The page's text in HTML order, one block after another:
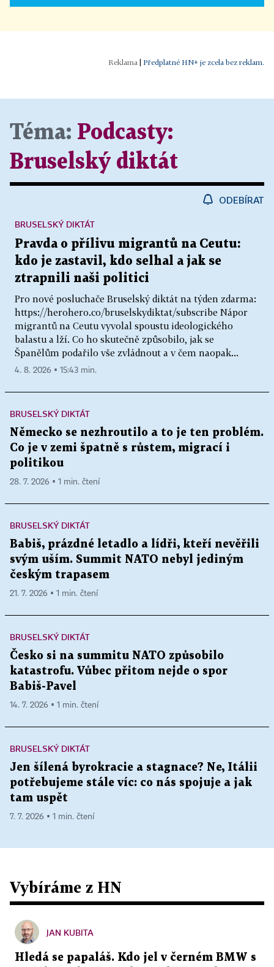
Předplatné HN+ je zcela bez reklam.
Téma: Podcasty:
Bruselský diktát
ODEBÍRAT
Pravda o přílivu migrantů na Ceutu:
kdo je zastavil, kdo selhal a jak se
ztrapnili naši politici
Pro nové posluchače Bruselský diktát na týden zdarma:
https://herohero.co/bruselskydiktat/subscribe Nápor
migrantů na Ceutu vyvolal spoustu ideologického
balastu a lží. Co ho skutečně způsobilo, jak se
Španělům podařilo vše zvládnout a v čem naopak...
BRUSELSKÝ DIKTÁT
4. 8. 2026 ▪ 15:43 min.
BRUSELSKÝ DIKTÁT
Německo se nezhroutilo a to je ten problém.
Co je v zemi špatně s růstem, migrací i
politikou
28. 7. 2026 ▪ 1 min. čtení
BRUSELSKÝ DIKTÁT
Babiš, prázdné letadlo a lídři, kteří nevěřili
svým uším. Summit NATO nebyl jediným
českým trapasem
21. 7. 2026 ▪ 1 min. čtení
BRUSELSKÝ DIKTÁT
Česko si na summitu NATO způsobilo
katastrofu. Vůbec přitom nejde o spor
Babiš-Pavel
14. 7. 2026 ▪ 1 min. čtení
BRUSELSKÝ DIKTÁT
Jen šílená byrokracie a stagnace? Ne, Itálii
potřebujeme stále víc: co nás spojuje a jak
tam uspět
7. 7. 2026 ▪ 1 min. čtení
Vybíráme z HN
JAN KUBITA
Hledá se papaláš. Kdo jel v černém BMW s